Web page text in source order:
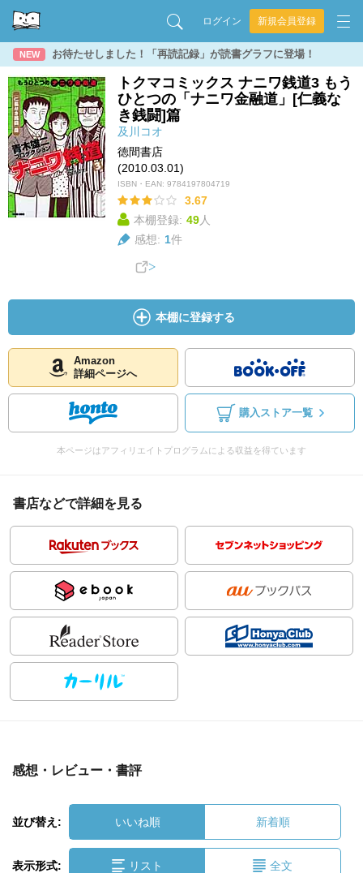
ログイン 新規会員登録
NEW お待たせしました！「再読記録」が読書グラフに登場！
トクマコミックス ナニワ銭道3 もう
ひとつの「ナニワ金融道」[仁義な
き銭闘]篇
及川コオ
徳間書店
(2010.03.01)
ISBN・EAN: 9784197804719
3.67
本棚登録: 49人
感想: 1件
本棚に登録する
Amazon
詳細ページへ
購入ストア一覧
本ページはアフィリエイトプログラムによる収益を得ています
書店などで詳細を見る
感想・レビュー・書評
並び替え: いいね順 新着順
表示形式: リスト 全文